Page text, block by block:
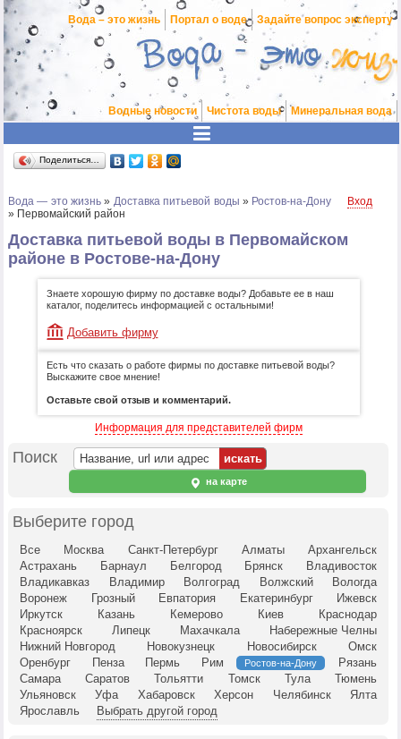
Вода – это жизнь Портал о воде Задайте вопрос эксперту
Водные новости Чистота воды Минеральная вода
Поделиться…
Вода — это жизнь » Доставка питьевой воды » Ростов-на-Дону
» Первомайский район
Вход
Доставка питьевой воды в Первомайском
районе в Ростове-на-Дону
Знаете хорошую фирму по доставке воды? Добавьте ее в наш
каталог, поделитесь информацией с остальными!
Добавить фирму
Есть что сказать о работе фирмы по доставке питьевой воды?
Выскажите свое мнение!
Оставьте свой отзыв и комментарий.
Информация для представителей фирм
Поиск
на карте
Выберите город
Все Москва Санкт-Петербург Алматы
Архангельск
Астрахань
Барнаул Белгород Брянск
Владивосток
Владикавказ
Владимир Волгоград Волжский
Вологда
Воронеж
Грозный Евпатория Екатеринбург
Ижевск
Иркутск
Казань Кемерово Киев
Краснодар
Красноярск
Липецк Махачкала
Набережные Челны
Нижний Новгород
Новокузнецк Новосибирск
Омск
Оренбург
Пенза Пермь Рим Ростов-на-Дону
Рязань
Самара
Саратов Тольятти Томск Тула
Тюмень
Ульяновск
Уфа Хабаровск Херсон Челябинск
Ялта
Ярославль
Выбрать другой город